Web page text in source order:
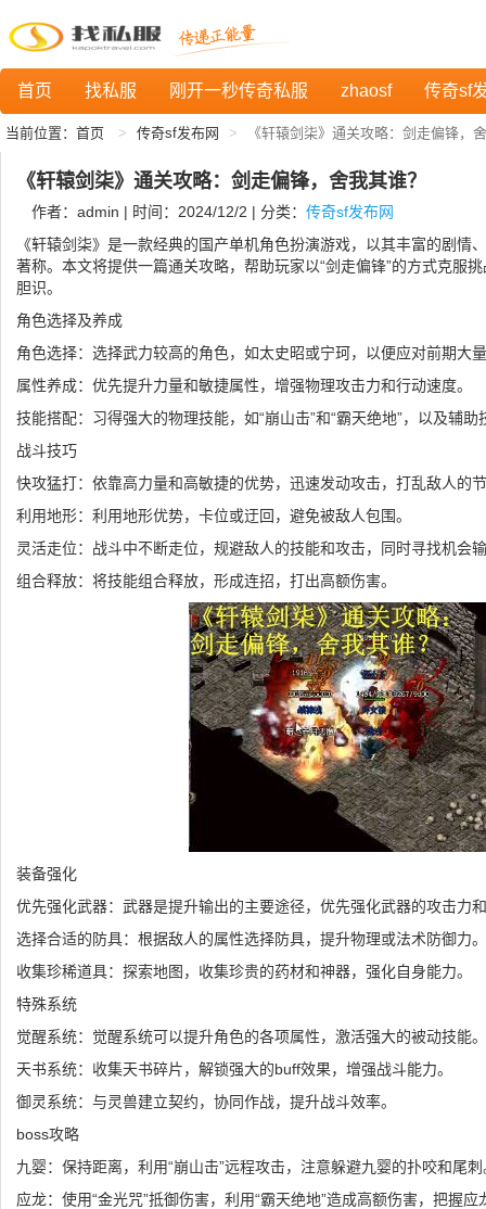
首页 找私服 刚开一秒传奇私服 zhaosf 传奇sf
当前位置： 首页 传奇sf发布网 《轩辕剑柒》通关攻略：剑走偏锋，
《轩辕剑柒》通关攻略：剑走偏锋，舍我其谁？
作者：admin | 时间：2024/12/2 | 分类： 传奇sf发布网
《轩辕剑柒》是一款经典的国产单机角色扮演游戏，以其丰富的剧情
著称。本文将提供一篇通关攻略，帮助玩家以“剑走偏锋”的方式克服
胆识。
角色选择及养成
角色选择：选择武力较高的角色，如太史昭或宁珂，以便应对前期大
属性养成：优先提升力量和敏捷属性，增强物理攻击力和行动速度。
技能搭配：习得强大的物理技能，如“崩山击”和“霸天绝地”，以及辅助
战斗技巧
快攻猛打：依靠高力量和高敏捷的优势，迅速发动攻击，打乱敌人的
利用地形：利用地形优势，卡位或迂回，避免被敌人包围。
灵活走位：战斗中不断走位，规避敌人的技能和攻击，同时寻找机会
组合释放：将技能组合释放，形成连招，打出高额伤害。
装备强化
优先强化武器：武器是提升输出的主要途径，优先强化武器的攻击力
选择合适的防具：根据敌人的属性选择防具，提升物理或法术防御力。
收集珍稀道具：探索地图，收集珍贵的药材和神器，强化自身能力。
特殊系统
觉醒系统：觉醒系统可以提升角色的各项属性，激活强大的被动技能。
天书系统：收集天书碎片，解锁强大的buff效果，增强战斗能力。
御灵系统：与灵兽建立契约，协同作战，提升战斗效率。
boss攻略
九婴：保持距离，利用“崩山击”远程攻击，注意躲避九婴的扑咬和尾刺
应龙：使用“金光咒”抵御伤害，利用“霸天绝地”造成高额伤害，把握